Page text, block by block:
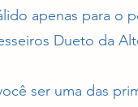
apenas para o
Dueto da
ser uma das